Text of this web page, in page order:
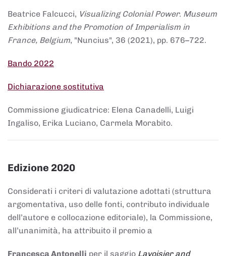
Beatrice Falcucci, Visualizing Colonial Power. Museum
Exhibitions and the Promotion of Imperialism in
France, Belgium, "Nuncius", 36 (2021), pp. 676–722.
Bando 2022
Dichiarazione sostitutiva
Commissione giudicatrice: Elena Canadelli, Luigi
Ingaliso, Erika Luciano, Carmela Morabito.
Edizione 2020
Considerati i criteri di valutazione adottati (struttura
argomentativa, uso delle fonti, contributo individuale
dell’autore e collocazione editoriale), la Commissione,
all’unanimità, ha attribuito il premio a
Francesca Antonelli per il saggio Lavoisier and